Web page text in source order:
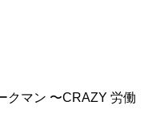
クマン 〜CRAZY 労働